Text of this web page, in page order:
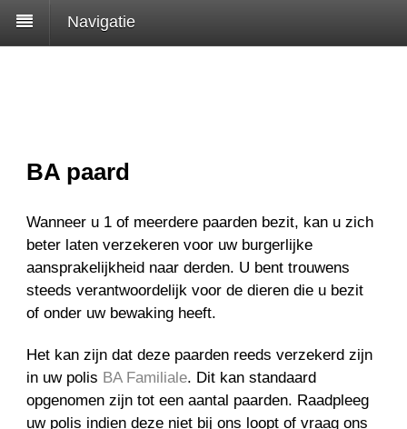
Navigatie
BA paard
Wanneer u 1 of meerdere paarden bezit, kan u zich
beter laten verzekeren voor uw burgerlijke
aansprakelijkheid naar derden. U bent trouwens
steeds verantwoordelijk voor de dieren die u bezit
of onder uw bewaking heeft.
Het kan zijn dat deze paarden reeds verzekerd zijn
in uw polis BA Familiale. Dit kan standaard
opgenomen zijn tot een aantal paarden. Raadpleeg
uw polis indien deze niet bij ons loopt of vraag ons